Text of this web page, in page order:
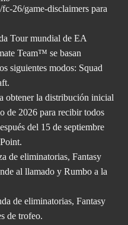
26/game-disclaimers para
Tour mundial de EA
Team™ se basan
siguientes modos: Squad
obtener la distribución inicial
de 2026 para recibir todos
del 15 de septiembre
de eliminatorias, Fantasy
al llamado y Rumbo a la
de eliminatorias, Fantasy
de trofeo.